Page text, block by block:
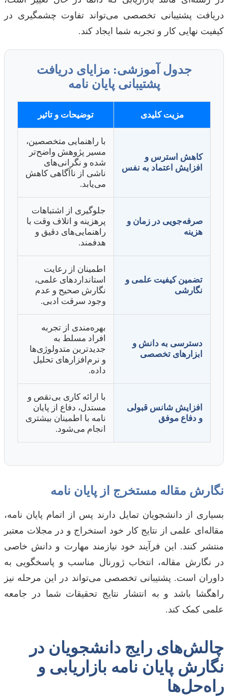
دریافت پشتیبانی تخصصی می‌تواند تفاوت چشمگیری در
کیفیت نهایی کار و تجربه شما ایجاد کند.
جدول آموزشی: مزایای دریافت
پشتیبانی پایان نامه
مزیت کلیدی توضیحات و تاثیر
کاهش استرس و
افزایش اعتماد به نفس
با راهنمایی متخصصین،
مسیر پژوهش واضح‌تر
شده و نگرانی‌های
ناشی از ناآگاهی کاهش
می‌یابد.
صرفه‌جویی در زمان و
هزینه
جلوگیری از اشتباهات
پرهزینه و اتلاف وقت با
راهنمایی‌های دقیق و
هدفمند.
تضمین کیفیت علمی و
نگارشی
اطمینان از رعایت
استانداردهای علمی،
نگارش صحیح و عدم
وجود سرقت ادبی.
دسترسی به دانش و
ابزارهای تخصصی
بهره‌مندی از تجربه
افراد مسلط به
جدیدترین متدولوژی‌ها
و نرم‌افزارهای تحلیل
داده.
افزایش شانس قبولی
و دفاع موفق
با ارائه کاری بی‌نقص و
مستدل، دفاع از پایان
نامه با اطمینان بیشتری
انجام می‌شود.
نگارش مقاله مستخرج از پایان نامه
بسیاری از دانشجویان تمایل دارند پس از اتمام پایان نامه،
مقاله‌ای علمی از نتایج کار خود استخراج و در مجلات معتبر
منتشر کنند. این فرآیند خود نیازمند مهارت و دانش خاصی
در نگارش مقاله، انتخاب ژورنال مناسب و پاسخگویی به
داوران است. پشتیبانی تخصصی می‌تواند در این مرحله نیز
راهگشا باشد و به انتشار نتایج تحقیقات شما در جامعه
علمی کمک کند.
چالش‌های رایج دانشجویان در
نگارش پایان نامه بازاریابی و
راه‌حل‌ها